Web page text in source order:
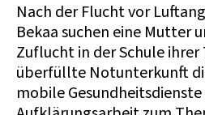
Nach der Flucht vor
Bekaa suchen eine Mutter
Zuflucht in der Schule
überfüllte Notunterkunft
mobile